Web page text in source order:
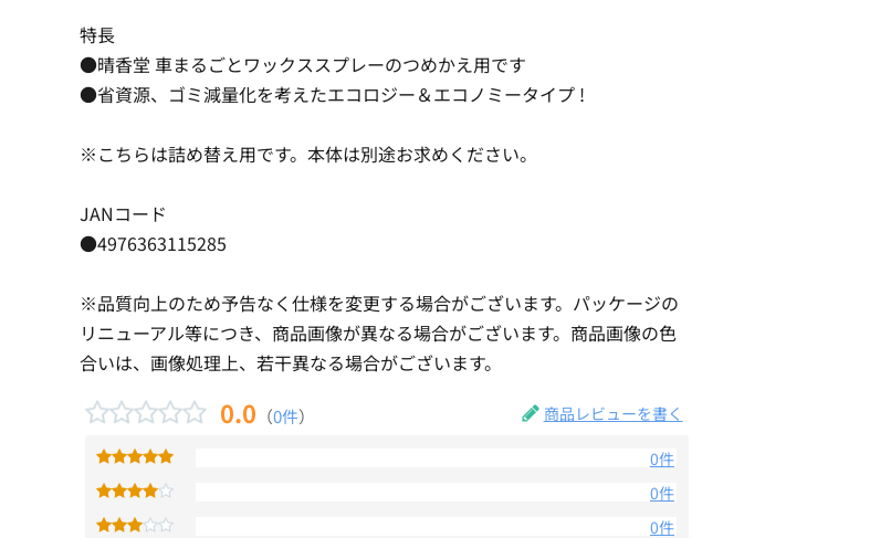
特長
●晴香堂 車まるごとワックススプレーのつめかえ用です
●省資源、ゴミ減量化を考えたエコロジー＆エコノミータイプ !
※こちらは詰め替え用です。本体は別途お求めください。
JANコード
●4976363115285
※品質向上のため予告なく仕様を変更する場合がございます。パッケージの
リニューアル等につき、商品画像が異なる場合がございます。商品画像の色
合いは、画像処理上、若干異なる場合がございます。
0.0 （0件） 商品レビューを書く
0件
0件
0件